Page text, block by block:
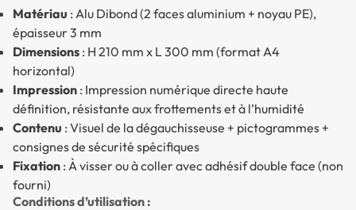
Matériau : Alu Dibond (2 faces aluminium + noyau PE),
épaisseur 3 mm
Dimensions : H 210 mm x L 300 mm (format A4
horizontal)
Impression : Impression numérique directe haute
définition, résistante aux frottements et à l’humidité
Contenu : Visuel de la dégauchisseuse + pictogrammes +
consignes de sécurité spécifiques
Fixation : À visser ou à coller avec adhésif double face (non
fourni)
Conditions d’utilisation :